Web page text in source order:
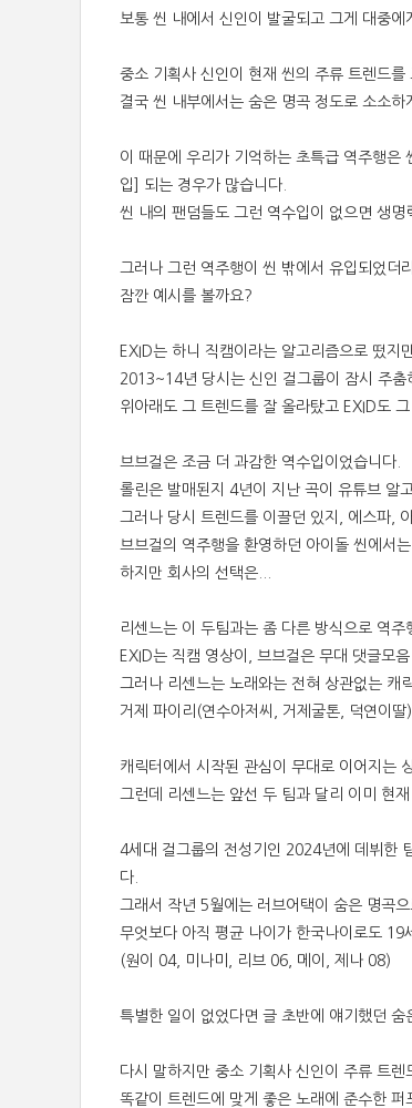
보통 씬 내에서 신인이 발굴되고 그게 대중
중소 기획사 신인이 현재 씬의 주류 트렌드
결국 씬 내부에서는 숨은 명곡 정도로 소소하
이 때문에 우리가 기억하는 초특급 역주행은
입]
되는 경우가 많습니다.
씬 내의 팬덤들도 그런 역수입이 없으면 생
그러나 그런 역주행이 씬 밖에서 유입되었더
잠깐 예시를 볼까요?
EXID는 하니 직캠이라는 알고리즘으로 떴지
2013~14년 당시는 신인 걸그룹이 잠시 주춤
위아래도 그 트렌드를 잘 올라탔고 EXID도
브브걸은 조금 더 과감한 역수입이었습니다.
롤린은 발매된지 4년이 지난 곡이 유튜브 알
그러나 당시 트렌드를 이끌던 있지, 에스파,
브브걸의 역주행을 환영하던 아이돌 씬에서
하지만 회사의 선택은...
리센느는 이 두팀과는 좀 다른 방식으로 역주
EXID는 직캠 영상이, 브브걸은 무대 댓글모
그러나 리센느는 노래와는 전혀 상관없는 캐
거제 파이리(연수아저씨, 거제굴톤, 덕연이
캐릭터에서 시작된 관심이 무대로 이어지는
그런데 리센느는 앞선 두 팀과 달리 이미 현
4세대 걸그룹의 전성기인 2024년에 데뷔한
다.
그래서 작년 5월에는 러브어택이 숨은 명곡
무엇보다 아직 평균 나이가 한국나이로도 19
(원이 04, 미나미, 리브 06, 메이, 제나 08)
특별한 일이 없었다면 글 초반에 얘기했던 숨
다시 말하지만 중소 기획사 신인이 주류 트
똑같이 트렌드에 맞게 좋은 노래에 준수한